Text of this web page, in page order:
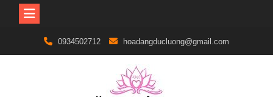
content
0934502712 hoadangducluong@gmail.com